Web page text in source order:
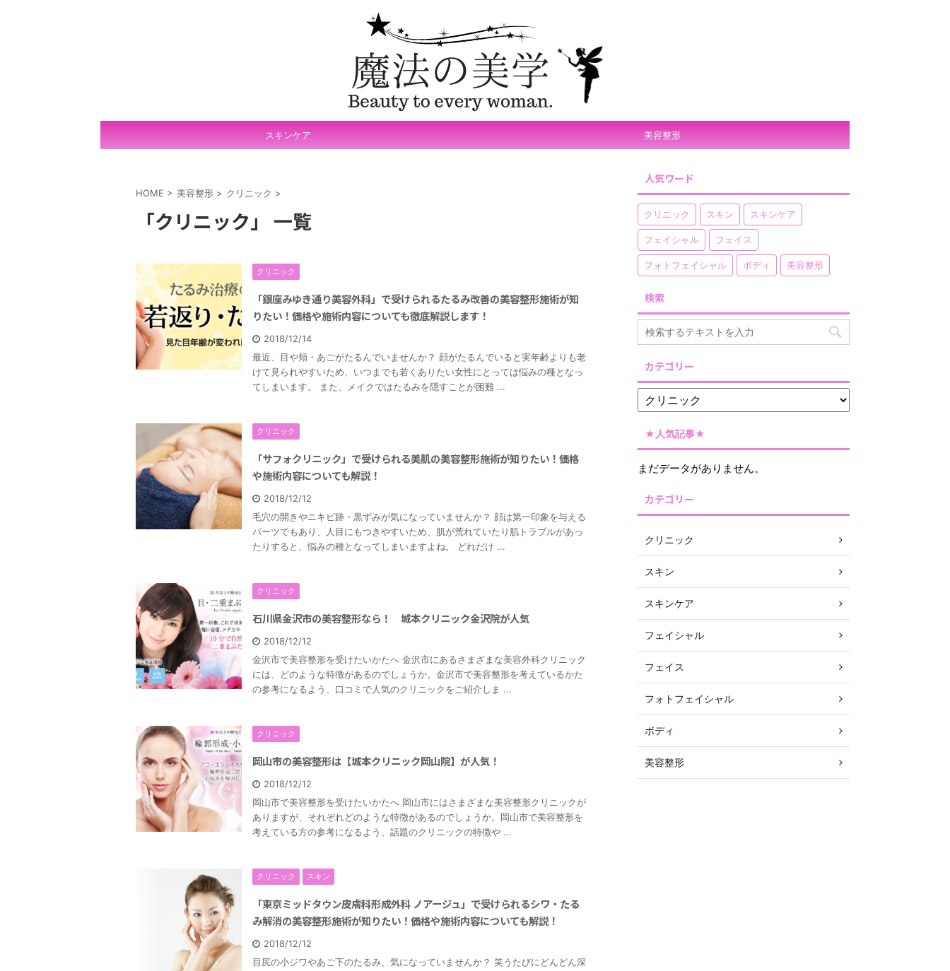
スキンケア 美容整形
HOME > 美容整形 > クリニック >
「クリニック」 一覧
クリニック
「銀座みゆき通り美容外科」で受けられるたるみ改善の美容整形施術が知
りたい！価格や施術内容についても徹底解説します！
2018/12/14
最近、目や頬・あごがたるんでいませんか？ 顔がたるんでいると実年齢よりも老
けて見られやすいため、いつまでも若くありたい女性にとっては悩みの種となっ
てしまいます。 また、メイクではたるみを隠すことが困難 ...
クリニック
「サフォクリニック」で受けられる美肌の美容整形施術が知りたい！価格
や施術内容についても解説！
2018/12/12
毛穴の開きやニキビ跡・黒ずみが気になっていませんか？ 顔は第一印象を与える
パーツでもあり、人目にもつきやすいため、肌が荒れていたり肌トラブルがあっ
たりすると、悩みの種となってしまいますよね。 どれだけ ...
クリニック
石川県金沢市の美容整形なら！ 城本クリニック金沢院が人気
2018/12/12
金沢市で美容整形を受けたいかたへ 金沢市にあるさまざまな美容外科クリニック
には、どのような特徴があるのでしょうか。金沢市で美容整形を考えているかた
の参考になるよう、口コミで人気のクリニックをご紹介しま ...
クリニック
岡山市の美容整形は【城本クリニック岡山院】が人気！
2018/12/12
岡山市で美容整形を受けたいかたへ 岡山市にはさまざまな美容整形クリニックが
ありますが、それぞれどのような特徴があるのでしょうか。岡山市で美容整形を
考えている方の参考になるよう、話題のクリニックの特徴や ...
クリニック スキン
「東京ミッドタウン皮膚科形成外科 ノアージュ」で受けられるシワ・たる
み解消の美容整形施術が知りたい！価格や施術内容についても解説！
2018/12/12
目尻の小ジワやあご下のたるみ、気になっていませんか？ 笑うたびにどんどん深
人気ワード
クリニック スキン スキンケア
フェイシャル フェイス
フォトフェイシャル ボディ 美容整形
検索
カテゴリー
★人気記事★
まだデータがありません。
カテゴリー
クリニック
スキン
スキンケア
フェイシャル
フェイス
フォトフェイシャル
ボディ
美容整形